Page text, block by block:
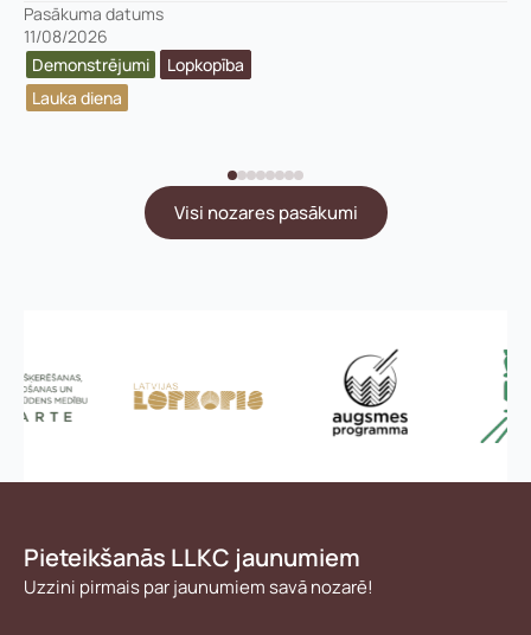
Pasākuma datums
11/08/2026
Demonstrējumi
Lopkopība
Lauka diena
Visi nozares pasākumi
Pieteikšanās LLKC jaunumiem
Uzzini pirmais par jaunumiem savā nozarē!